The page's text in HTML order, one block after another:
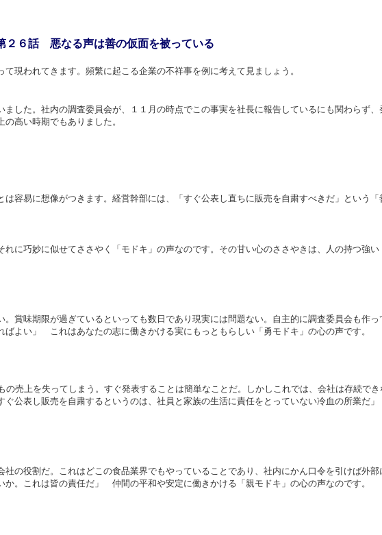
２６話 悪なる声は善の仮面を被っている
現われてきます。頻繁に起こる企業の不祥事を例に考えて見ましょう。
した。社内の調査委員会が、１１月の時点でこの事実を社長に報告しているにも関わらず
高い時期でもありました。
容易に想像がつきます。経営幹部には、「すぐ公表し直ちに販売を自粛すべきだ」という
に巧妙に似せてささやく「モドキ」の声なのです。その甘い心のささやきは、人の持つ強
賞味期限が過ぎているといっても数日であり現実には問題ない。自主的に調査委員会も作
よい」 これはあなたの志に働きかける実にもっともらしい「勇モドキ」の心の声です。
売上を失ってしまう。すぐ発表することは簡単なことだ。しかしこれでは、会社は存続で
公表し販売を自粛するというのは、社員と家族の生活に責任をとっていない冷血の所業だ
の役割だ。これはどこの食品業界でもやっていることであり、社内にかん口令を引けば外
。これは皆の責任だ」 仲間の平和や安定に働きかける「親モドキ」の心の声なのです。